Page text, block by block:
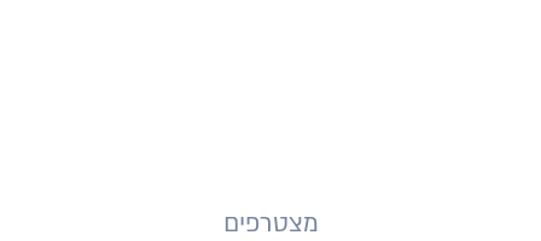
מצטרפים